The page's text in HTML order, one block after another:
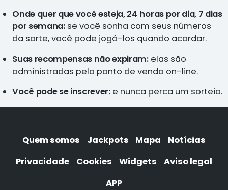
Onde quer que você esteja, 24 horas por dia, 7 dias
por semana:se você sonha com seus números
da sorte, você pode jogá-los quando acordar.
Suas recompensas não expiram:elas são
administradas pelo ponto de venda on-line.
Você pode se inscrever:e nunca perca um sorteio.
Quem somos Jackpots Mapa
Notícias
Privacidade
Cookies Widgets
Aviso legal
APP